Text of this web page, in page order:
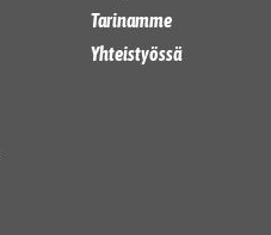
Tarinamme
Yhteistyössä